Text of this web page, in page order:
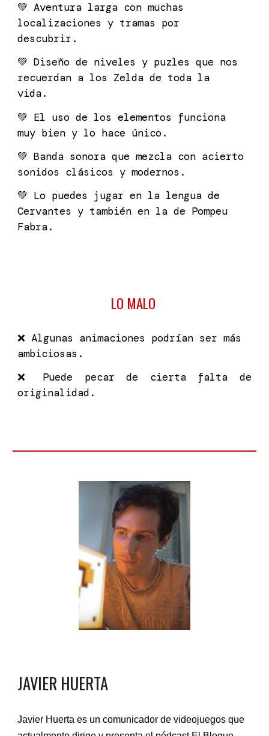
💚Aventura larga con muchas
localizaciones y tramas por
descubrir.
💚Diseño de niveles y puzles que nos
recuerdan a los Zelda de toda la
vida.
💚 El uso de los elementos funciona
muy bien y lo hace único.
💚Banda sonora que mezcla con acierto
sonidos clásicos y modernos.
💚 Lo puedes jugar en la lengua de
Cervantes y también en la de Pompeu
Fabra.
LO MALO
❌Algunas animaciones podrían ser más
ambiciosas.
❌ Puede pecar de cierta falta de
originalidad.
JAVIER HUERTA
Javier Huerta es un comunicador de videojuegos que